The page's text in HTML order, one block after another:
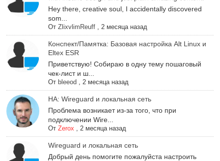
Hey there, creative soul, I accidentally discovered
som...
От ZlixvlimReuff, 2 месяца назад
Конспект/Памятка: Базовая настройка Alt Linux и
Eltex ESR
Приветствую! Собираю в одну тему пошаговый
чек-лист и ш...
От bleeod 2 месяца назад
НА: Wireguard и локальная сеть
Проблема возникает из-за того, что при
подключении Wire...
От Zerox 2 месяца назад
Wireguard и локальная сеть
Добрый день помогите пожалуйста настроить